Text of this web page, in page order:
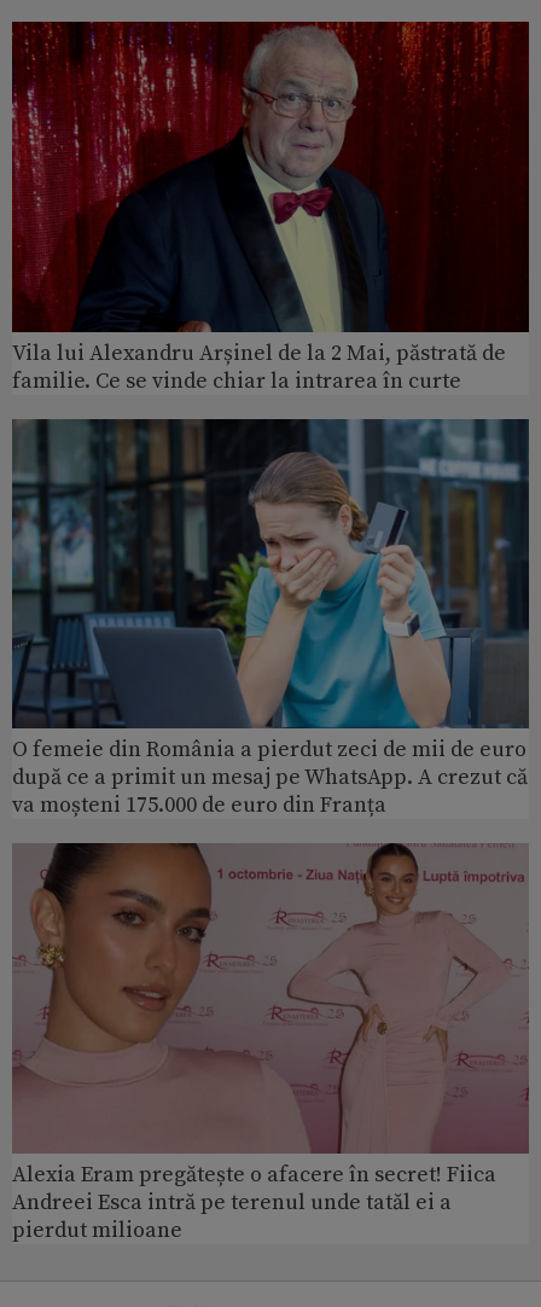
Vila lui Alexandru Arșinel de la 2 Mai, păstrată de
familie. Ce se vinde chiar la intrarea în curte
O femeie din România a pierdut zeci de mii de euro
după ce a primit un mesaj pe WhatsApp. A crezut că
va moșteni 175.000 de euro din Franța
Alexia Eram pregătește o afacere în secret! Fiica
Andreei Esca intră pe terenul unde tatăl ei a
pierdut milioane